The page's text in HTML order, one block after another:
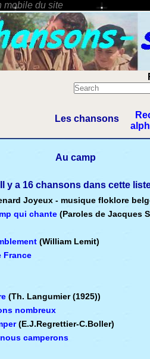
Les chansons
Au camp
Il y a 16 chansons dans cette
Joyeux - musique floklore
qui chante (Paroles de Jacques
(William Lemit)
France
(Th. Langumier (1925))
nombreux
(E.J.Regrettier-C.Boller)
camperons